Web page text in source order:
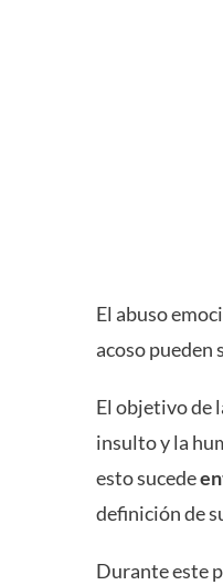
El abuso
acoso pueden
El objetivo de
insulto y la
esto sucede
definición de
Durante este